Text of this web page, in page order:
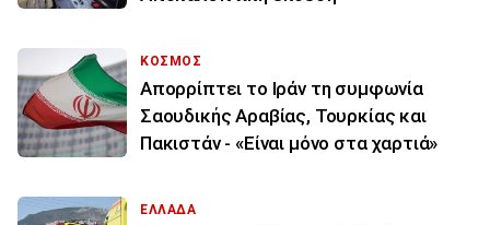
ΚΟΣΜΟΣ
Απορρίπτει το Ιράν τη συμφωνία
Σαουδικής Αραβίας, Τουρκίας και
Πακιστάν - «Είναι μόνο στα χαρτιά»
ΕΛΛΑΔΑ